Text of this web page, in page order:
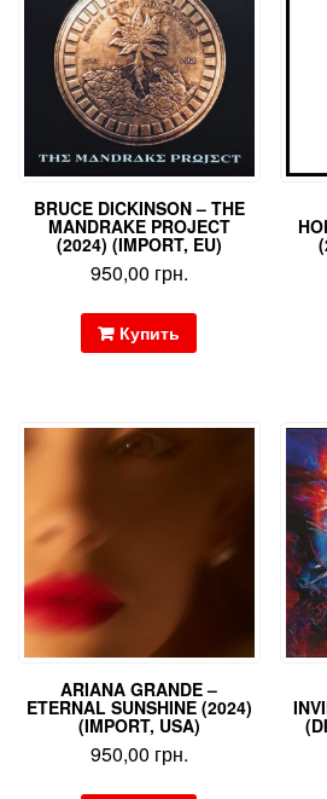
BRUCE DICKINSON – THE
MANDRAKE PROJECT
(2024) (IMPORT, EU)
950,00 грн.
Купить
ARIANA GRANDE –
ETERNAL SUNSHINE (2024)
(IMPORT, USA)
950,00 грн.